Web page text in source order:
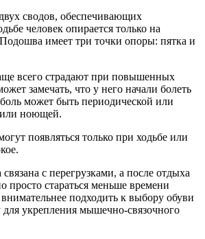
сводов, обеспечивающих
человек опирается только на
Подошва имеет три точки опоры: пятка и
всего страдают при повышенных
замечать, что у него начали болеть
может быть периодической или
или ноющей.
появляться только при ходьбе или
с перегрузками, а после отдыха
просто стараться меньше времени
подходить к выбору обуви
для укрепления мышечно-связочного